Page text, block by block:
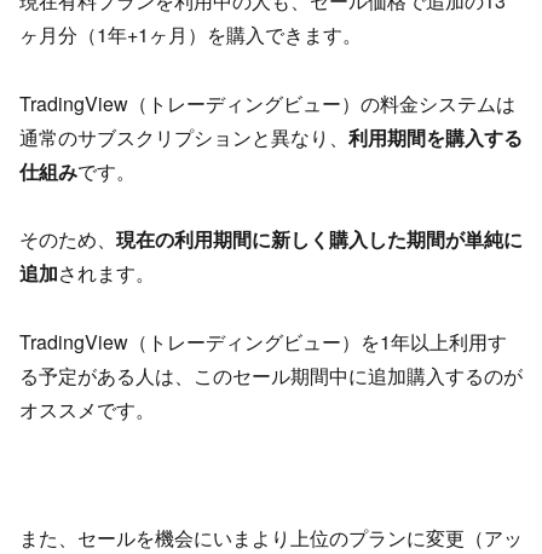
ヶ月分（1年+1ヶ月）を購入できます。
TradingView（トレーディングビュー）の料金システムは
通常のサブスクリプションと異なり、 利用期間を購入する
仕組みです。
そのため、 現在の利用期間に新しく購入した期間が単純に
追加されます。
TradingView（トレーディングビュー）を1年以上利用す
る予定がある人は、このセール期間中に追加購入するのが
オススメです。
また、セールを機会にいまより上位のプランに変更（アッ